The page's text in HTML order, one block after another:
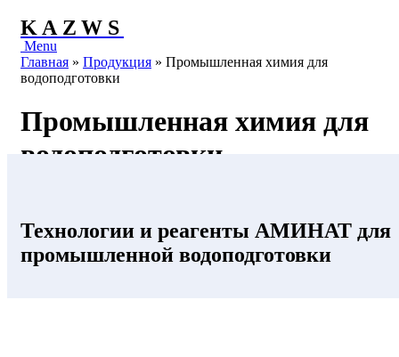
KAZWS
Menu
Главная » Продукция » Промышленная химия для
водоподготовки
Промышленная химия для
водоподготовки
Технологии и реагенты АМИНАТ для
промышленной водоподготовки